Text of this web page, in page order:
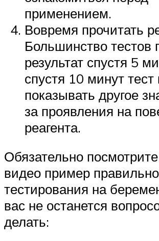
применением.
Вовремя прочитать
Большинство тестов
результат спустя 5
спустя 10 минут
показывать другое
за проявления на
реагента.
Обязательно посмотрите
видео пример
тестирования на
вас не останется
делать: